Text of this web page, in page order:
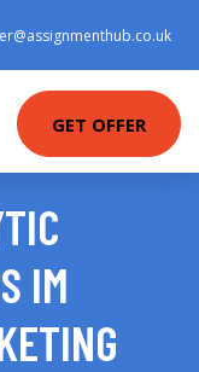
GET OFFER
IM